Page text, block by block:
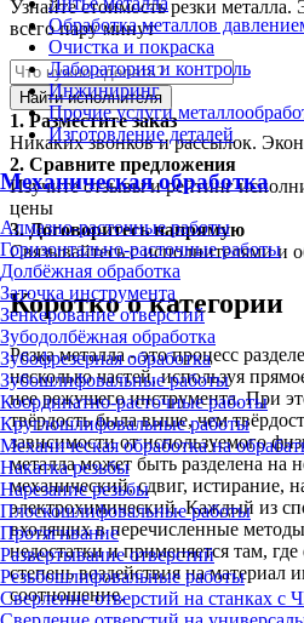
Обработка металлов
Очистка и покраска
Лаборатория и контроль
Инжиниринг
Прочие услуги
Изготовление деталей
Механическая обработка
Алмазно-расточные работы
Горизонтально-расточные работы
Долбёжная обработка
Заточка инструмента
Зенкерование отверстий
Зубодолбёжная обработка
Зубофрезерная обработка
Зубошлифовальные работы
Координатно-расточные работы
Круглошлифовальные работы
Механическая обработка на
Накатка резьбы
Нарезание резьбы
Плоскошлифовальные работы
Протягивание
Развертывание отверстий
Резьбошлифовальные работы
Сверление отверстий на станках с
Узнайте стоимость резки металла.
всего пару минут
Найти исполнителя
1. Разместите заказ
Никаких звонков и рассылок.
2. Сравните предложения
Изучите отзывы и рейтинг
цены
3.Договоритесь напрямую
Связывайтесь с исполнителями и
Коротко о категории
Резка металла - это процесс
несколько частей, используя
нее режущего инструмента. При
твёрдость была выше, чем
зависимости от используемого
металла может быть разделена на
механический, сдвиг, истирание,
электрохимический. Каждый из
входящих в перечисленные
недостатки и применяется там,
степень воздействия на материал
соотношение.